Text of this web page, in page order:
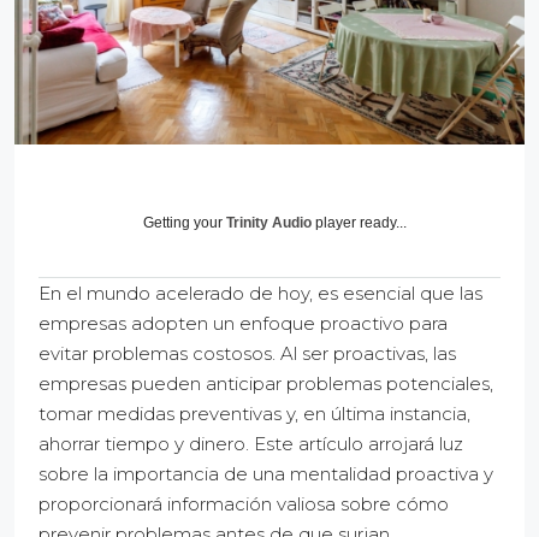
Getting your Trinity Audio player ready...
En el mundo acelerado de hoy, es esencial que las
empresas adopten un enfoque proactivo para
evitar problemas costosos. Al ser proactivas, las
empresas pueden anticipar problemas potenciales,
tomar medidas preventivas y, en última instancia,
ahorrar tiempo y dinero. Este artículo arrojará luz
sobre la importancia de una mentalidad proactiva y
proporcionará información valiosa sobre cómo